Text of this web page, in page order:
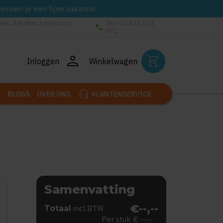
je een fijne vakantie
phone
Inloggen person Winkelwagen shopping_cart
BLOGS OVER ONS headset_mic KLANTENSERVICE
Samenvatting
Totaal incl.BTW €--,--
Per stuk € --,--